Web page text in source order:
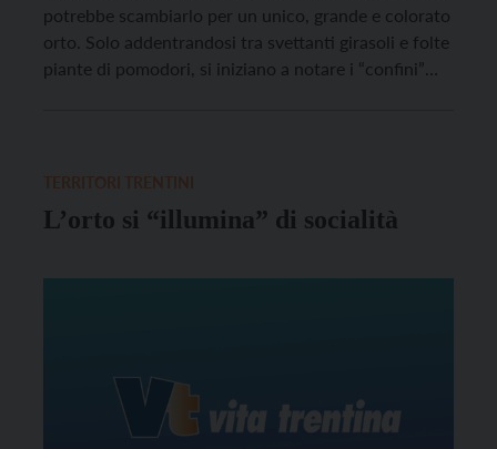
potrebbe scambiarlo per un unico, grande e colorato
orto. Solo addentrandosi tra svettanti girasoli e folte
piante di pomodori, si iniziano a notare i “confini”
L’orto si “illumina” di socialità